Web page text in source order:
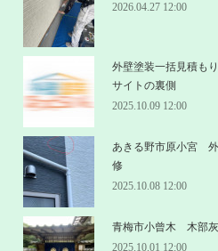
2026.04.27 12:00
外壁塗装一括見積も
サイトの裏側
2025.10.09 12:00
あきる野市原小宮
修
2025.10.08 12:00
青梅市小曾木 木部
2025.10.01 12:00